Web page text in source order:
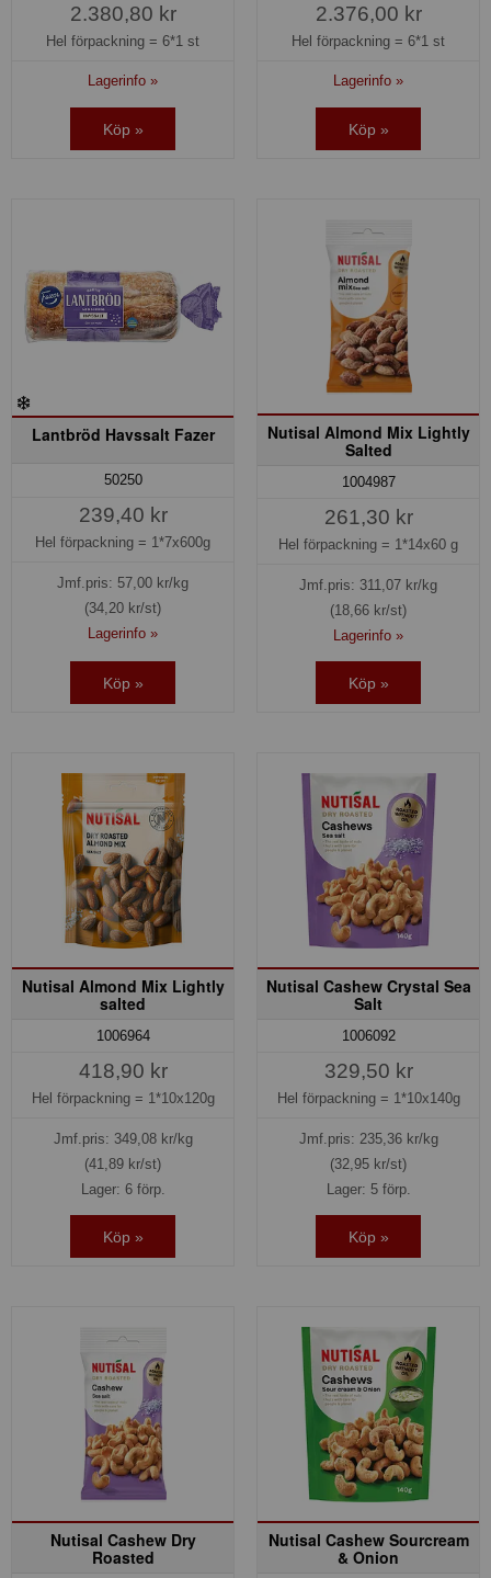
2.380,80 kr
Hel förpackning = 6*1 st
Lagerinfo »
Köp »
2.376,00 kr
Hel förpackning = 6*1 st
Lagerinfo »
Köp »
Lantbröd Havssalt Fazer
50250
239,40 kr
Hel förpackning = 1*7x600g
Jmf.pris: 57,00 kr/kg
(34,20 kr/st)
Lagerinfo »
Köp »
Nutisal Almond Mix Lightly
Salted
1004987
261,30 kr
Hel förpackning = 1*14x60 g
Jmf.pris: 311,07 kr/kg
(18,66 kr/st)
Lagerinfo »
Köp »
Nutisal Almond Mix Lightly
salted
1006964
418,90 kr
Hel förpackning = 1*10x120g
Jmf.pris: 349,08kr/kg
(41,89 kr/st)
Lager: 6 förp.
Köp »
Nutisal Cashew Crystal Sea
Salt
1006092
329,50 kr
Hel förpackning = 1*10x140g
Jmf.pris: 235,36kr/kg
(32,95 kr/st)
Lager: 5 förp.
Köp »
Nutisal Cashew Dry
Roasted
Nutisal Cashew Sourcream
& Onion